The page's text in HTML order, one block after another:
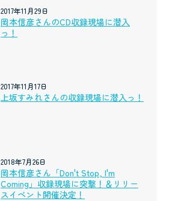
2017年11月29日
岡本信彦さんのCD収録現場に潜入
っ！
2017年11月17日
上坂すみれさんの収録現場に潜入っ！
2018年7月26日
岡本信彦さん「Don't Stop, I'm
Coming」収録現場に突撃！＆リリー
スイベント開催決定！